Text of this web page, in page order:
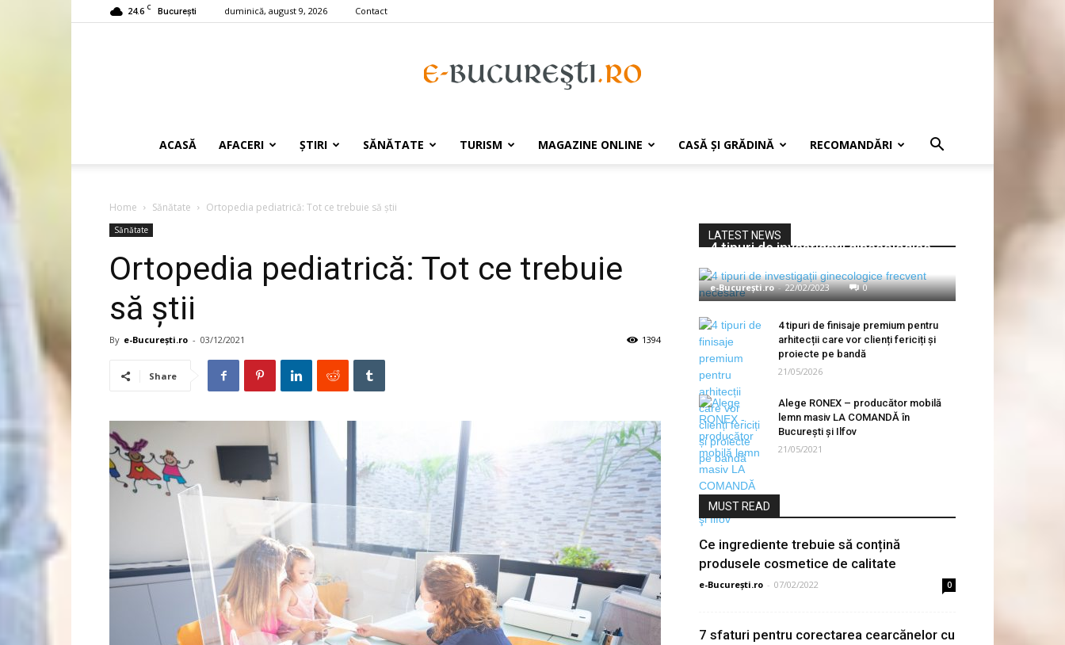
24.6 C București duminică, august 9, 2026 Contact
e-
ACASĂ AFACERI ȘTIRI SĂNĂTATE TURISM MAGAZINE ONLINE CASĂ ȘI GRĂDINĂ RECOMANDĂRI
Home Sănătate Ortopedia pediatrică: Tot ce trebuie să știi
Sănătate
Ortopedia pediatrică: Tot ce trebuie
să știi
By e-București.ro - 03/12/2021 1394
Share
LATEST NEWS
4 tipuri de investigații ginecologice
frecvent necesare
e-București.ro - 22/02/2023 0
4 tipuri de finisaje premium pentru
arhitecții care vor clienți fericiți și
proiecte pe bandă
21/05/2026
Alege RONEX – producător mobilă
lemn masiv LA COMANDĂ în
Bucureşti şi Ilfov
21/05/2021
MUST READ
Ce ingrediente trebuie să conțină
produsele cosmetice de calitate
e-București.ro - 07/02/2022 0
7 sfaturi pentru corectarea cearcănelor cu